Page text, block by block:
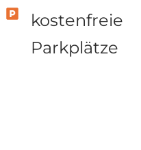
kostenfreie
Parkplätze